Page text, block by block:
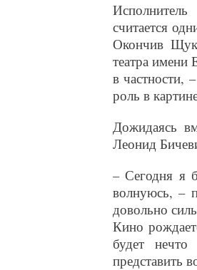
считается
Окончив
театра имени
в частности,
роль в
Дожидаясь
Леонид
– Сегодня я
волнуюсь, –
довольно
Кино
будет
представить